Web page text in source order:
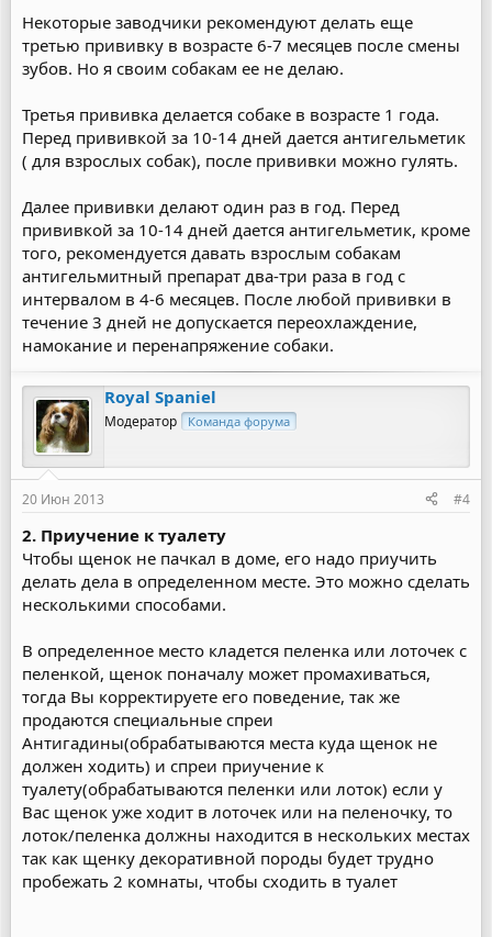
Некоторые заводчики рекомендуют делать еще
третью прививку в возрасте 6-7 месяцев после смены
зубов. Но я своим собакам ее не делаю.
Третья прививка делается собаке в возрасте 1 года.
Перед прививкой за 10-14 дней дается антигельметик
( для взрослых собак), после прививки можно гулять.
Далее прививки делают один раз в год. Перед
прививкой за 10-14 дней дается антигельметик, кроме
того, рекомендуется давать взрослым собакам
антигельмитный препарат два-три раза в год с
интервалом в 4-6 месяцев. После любой прививки в
течение 3 дней не допускается переохлаждение,
намокание и перенапряжение собаки.
Royal Spaniel
Модератор Команда форума
20 Июн 2013 #4
2. Приучение к туалету
Чтобы щенок не пачкал в доме, его надо приучить
делать дела в определенном месте. Это можно сделать
несколькими способами.
В определенное место кладется пеленка или лоточек с
пеленкой, щенок поначалу может промахиваться,
тогда Вы корректируете его поведение, так же
продаются специальные спреи
Антигадины(обрабатываются места куда щенок не
должен ходить) и спреи приучение к
туалету(обрабатываются пеленки или лоток) если у
Вас щенок уже ходит в лоточек или на пеленочку, то
лоток/пеленка должны находится в нескольких местах
так как щенку декоративной породы будет трудно
пробежать 2 комнаты, чтобы сходить в туалет